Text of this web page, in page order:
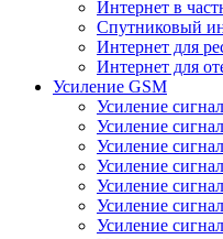
Интернет в
Спутниковый
Интернет для
Интернет для
Усиление GSM
Усиление
Усиление
Усиление
Усиление
Усиление
Усиление
Усиление